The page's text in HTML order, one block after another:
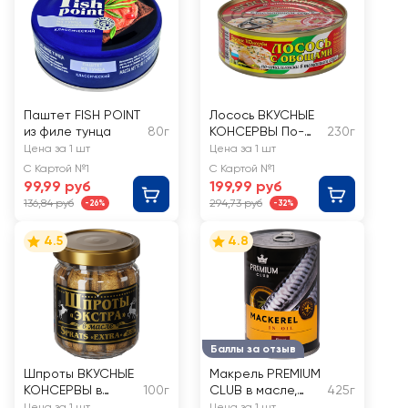
Паштет FISH POINT
из филе тунца
80г
Цена за 1 шт
С Картой №1
99,99 руб
136,84 руб -26%
Лосось ВКУСНЫЕ
КОНСЕРВЫ По-
итальянски, с
овощами в
томатном соусе
230г
Цена за 1 шт
С Картой №1
199,99 руб
294,73 руб -32%
4.5
Шпроты ВКУСНЫЕ
КОНСЕРВЫ в
100г
Баллы за отзыв
4.8
Макрель PREMIUM
CLUB в масле,
425г